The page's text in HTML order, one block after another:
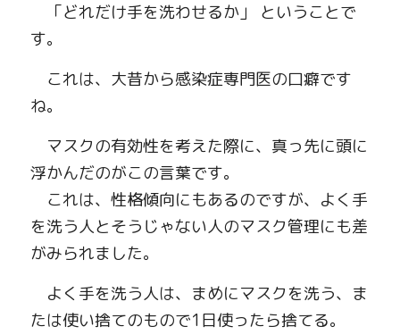
「どれだけ手を洗わせるか」
ということで
す。
これは、大昔から感染症専門医の口癖です
ね。
マスクの有効性を考えた際に、真っ先に頭に
浮かんだのがこの言葉です。
これは、性格傾向にもあるのですが、よく手
を洗う人とそうじゃない人のマスク管理にも差
がみられました。
よく手を洗う人は、まめにマスクを洗う、ま
たは使い捨てのもので1 日使ったら捨てる。